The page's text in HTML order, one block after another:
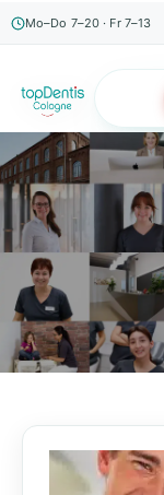
Mo–Do 7–20 · Fr 7–13